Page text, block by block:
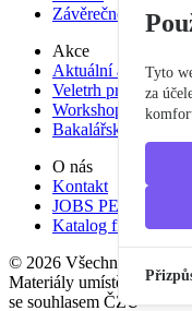
Závěrečné práce
Akce
Aktuální akce
Veletrh pracovních
Workshop studium
Bakalářská praxe
O nás
Kontakt
JOBS PEF
Katalog firem
© 2026 Všechna práva
Materiály umístěné na
se souhlasem ČZU
Tyto
za